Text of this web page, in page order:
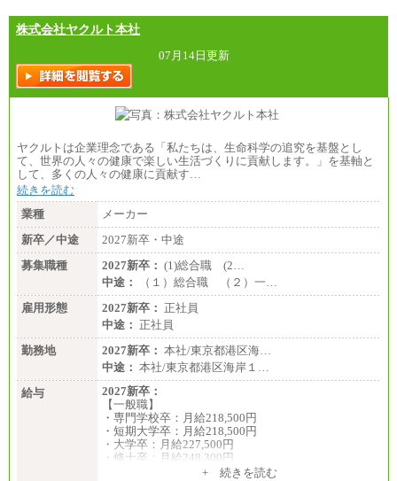
株式会社ヤクルト本社
07月14日更新
ヤクルトは企業理念である「私たちは、生命科学の追究を基盤とし
て、世界の人々の健康で楽しい生活づくりに貢献します。」を基軸と
して、多くの人々の健康に貢献す…
続きを読む
業種
メーカー
新卒／中途
2027新卒・中途
募集職種
2027新卒： (1)総合職 (2…
中途：
（１）総合職 （２）一…
雇用形態
2027新卒： 正社員
中途： 正社員
勤務地
2027新卒： 本社/東京都港区海…
中途： 本社/東京都港区海岸１…
給与
2027新卒：
【一般職】
・専門学校卒：月給218,500円
・短期大学卒：月給218,500円
・大学卒：月給227,500円
・修士卒：月給248,300円
・博士卒：月給257,300円+ 続きを読む